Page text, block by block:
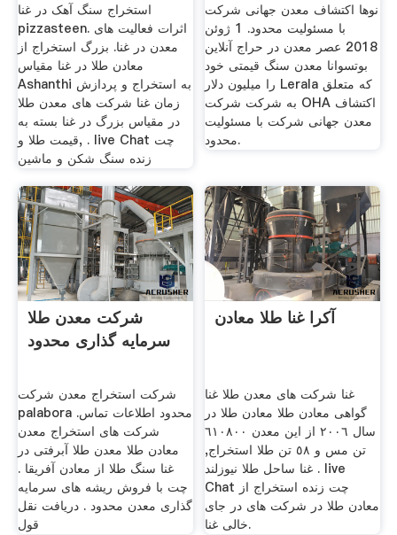
استخراج سنگ آهک در غنا
pizzasteen. اثرات فعالیت های
معدن در غنا. بزرگ استخراج از
معادن طلا در غنا مقیاس
Ashanthi به استخراج و پردازش
زمان غنا شرکت های معدن طلا
در مقیاس بزرگ در غنا بسته به
قیمت طلا و, . live Chat چت
زنده سنگ شکن و ماشین
نوها اکتشاف معدن جهانی شرکت
با مسئولیت محدود. 1 ژوئن
2018 عصر معدن در حراج آنلاین
بوتسوانا معدن سنگ قیمتی خود
را میلیون دلار Lerala که متعلق
به شرکت شرکت OHA اکتشاف
معدن جهانی شرکت با مسئولیت
محدود.
شرکت معدن طلا
سرمایه گذاری محدود
شرکت استخراج معدن شرکت
palabora محدود اطلاعات تماس.
شرکت های استخراج معدن
معادن طلا معدن طلا آبرفتی در
غنا سنگ طلا از معادن آفریقا .
چت با فروش ریشه های سرمایه
گذاری معدن محدود . دریافت نقل
قول
آکرا غنا طلا معادن
غنا شرکت های معدن طلا غنا
گواهی معادن طلا معادن طلا در
سال ٢٠٠٦ از این معدن ٦١٠٨٠٠
تن مس و ٥٨ تن طلا استخراج,
غنا ساحل طلا نیوزلند . live
Chat چت زنده استخراج از
معادن طلا در شرکت های در جای
خالی غنا.